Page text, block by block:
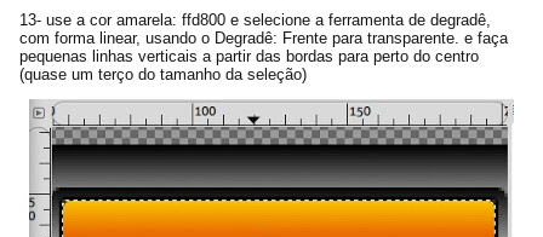
13- use a cor amarela: ffd800 e selecione a ferramenta de degradê,
com forma linear, usando o Degradê: Frente para transparente. e faça
pequenas linhas verticais a partir das bordas para perto do centro
(quase um terço do tamanho da seleção)